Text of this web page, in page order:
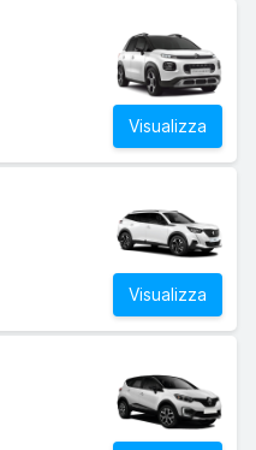
Visualizza
Visualizza